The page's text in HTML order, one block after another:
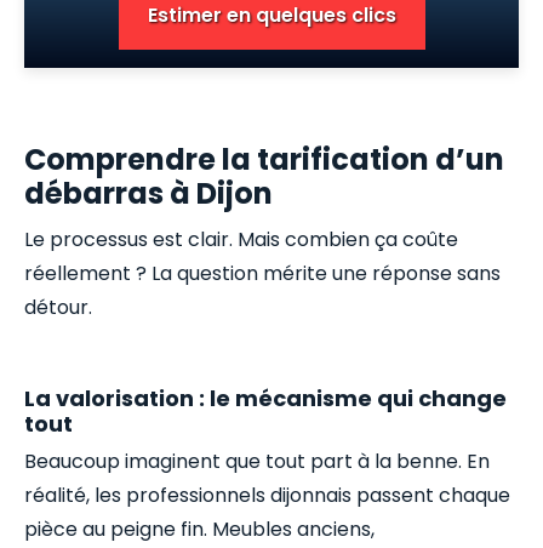
Estimer en quelques clics
Comprendre la tarification d’un
débarras à Dijon
Le processus est clair. Mais combien ça coûte
réellement ? La question mérite une réponse sans
détour.
La valorisation : le mécanisme qui change
tout
Beaucoup imaginent que tout part à la benne. En
réalité, les professionnels dijonnais passent chaque
pièce au peigne fin. Meubles anciens,